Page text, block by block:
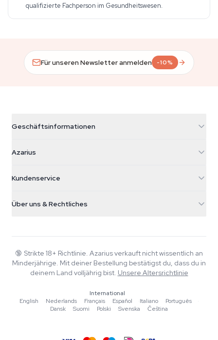
qualifizierte Fachperson im Gesundheitswesen.
Für unseren Newsletter anmelden -10%
Geschäftsinformationen
Galvaniweg 11
Nederland
+31(0)204897914
Azarius
Smokeshop
Kundenservice
FAQ
Datenschutzrichtlinie
Über uns & Rechtliches
Wiki
Blog
Musik
Redaktionelle Standards
Tools & Rechner
🔞 Strikte 18+ Richtlinie. Azarius verkauft nicht wissentlich an
Minderjährige. Mit deiner Bestellung bestätigst du, dass du in
deinem Land volljährig bist. Unsere Altersrichtlinie
International
English
·Nederlands ·Français ·Español ·Italiano ·Português
·
Dansk
·Suomi ·Polski ·Svenska ·Čeština